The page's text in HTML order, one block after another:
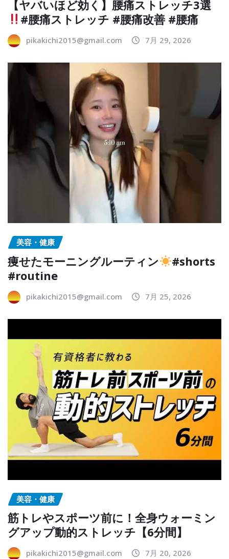
【ヤバいほど効く】腰痛ストレッチ3選
#腰痛ストレッチ #腰痛改善 #腰痛
pikakichi2015@gmail.com 7月 29, 2026
美容・健康
痩せたモーニングルーティン
#shorts
#routine
pikakichi2015@gmail.com 7月 25, 2026
美容・健康
筋トレやスポーツ前に！全身ウォーミン
グアップ動的ストレッチ【6分間】
pikakichi2015@gmail.com 7月 20, 2026